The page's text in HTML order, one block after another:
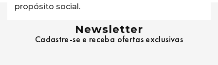
propósito social.
Newsletter
Cadastre-se e receba ofertas exclusivas